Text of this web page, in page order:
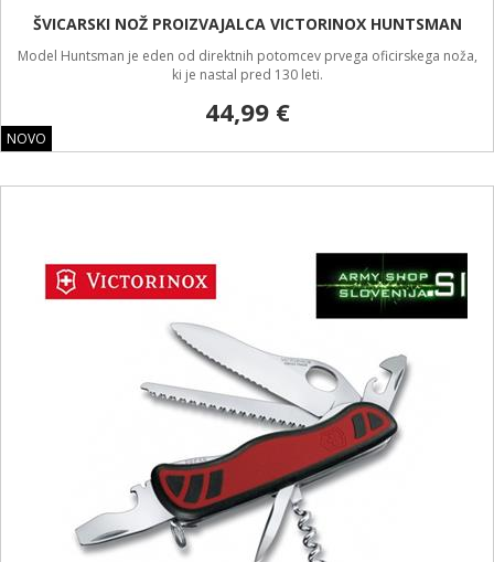
NOVO
ŠVICARSKI NOŽ PROIZVAJALCA VICTORINOX HUNTSMAN
Model Huntsman je eden od direktnih potomcev prvega oficirskega noža,
ki je nastal pred 130 leti.
44,99 €